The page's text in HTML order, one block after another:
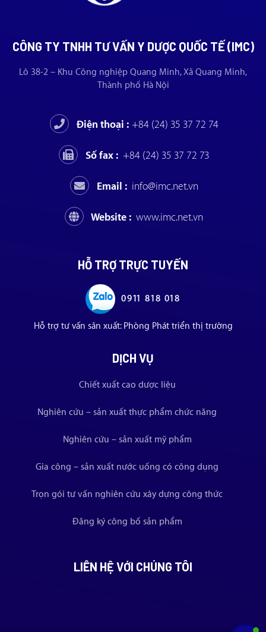
CÔNG TY TNHH TƯ VẤN Y DƯỢC QUỐC TẾ (IMC)
Lô 38-2 – Khu Công nghiệp Quang Minh, Xã Quang Minh,
Thành phố Hà Nội
Điện thoại : +84 (24) 35 37 72 74
Số fax : +84 (24) 35 37 72 73
Email : info@imc.net.vn
Website : www.imc.net.vn
HỖ TRỢ TRỰC TUYẾN
0911 818 018
Hỗ trợ tư vấn sản xuất: Phòng Phát triển thị trường
DỊCH VỤ
Chiết xuất cao dược liệu
Nghiên cứu – sản xuất thực phẩm chức năng
Nghiên cứu – sản xuất mỹ phẩm
Gia công – sản xuất nước uống có công dụng
Trọn gói tư vấn nghiên cứu xây dựng công thức
Đăng ký công bố sản phẩm
LIÊN HỆ VỚI CHÚNG TÔI